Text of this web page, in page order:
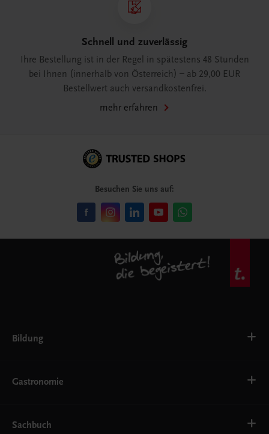
Schnell und zuverlässig
Ihre Bestellung ist in der Regel in spätestens 48 Stunden
bei Ihnen (innerhalb von Österreich) – ab 29,00 EUR
Bestellwert auch versandkostenfrei.
mehr erfahren
Besuchen Sie uns auf:
Bildung
AHS
EWF/ZWF
FW
Gastronomie
Getränke
Sachbuch